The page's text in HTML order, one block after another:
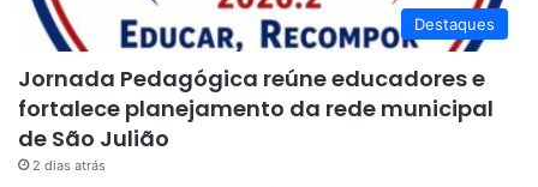
Destaques
Jornada Pedagógica reúne educadores e
fortalece planejamento da rede municipal
de São Julião
2 dias atrás